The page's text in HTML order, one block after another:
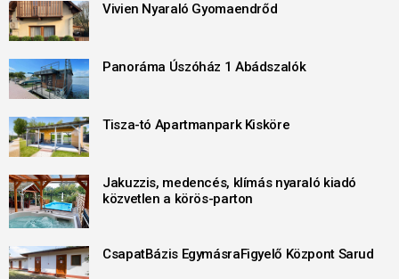
Vivien Nyaraló Gyomaendrőd
Panoráma Úszóház 1 Abádszalók
Tisza-tó Apartmanpark Kisköre
Jakuzzis, medencés, klímás nyaraló kiadó
közvetlen a körös-parton
CsapatBázis EgymásraFigyelő Központ Sarud